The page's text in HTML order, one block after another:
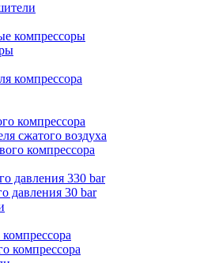
компрессоры
компрессора
компрессора
сжатого воздуха
компрессора
давления 330 bar
давления 30 bar
компрессора